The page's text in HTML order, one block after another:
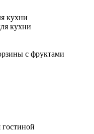
кухни
кухни
с фруктами